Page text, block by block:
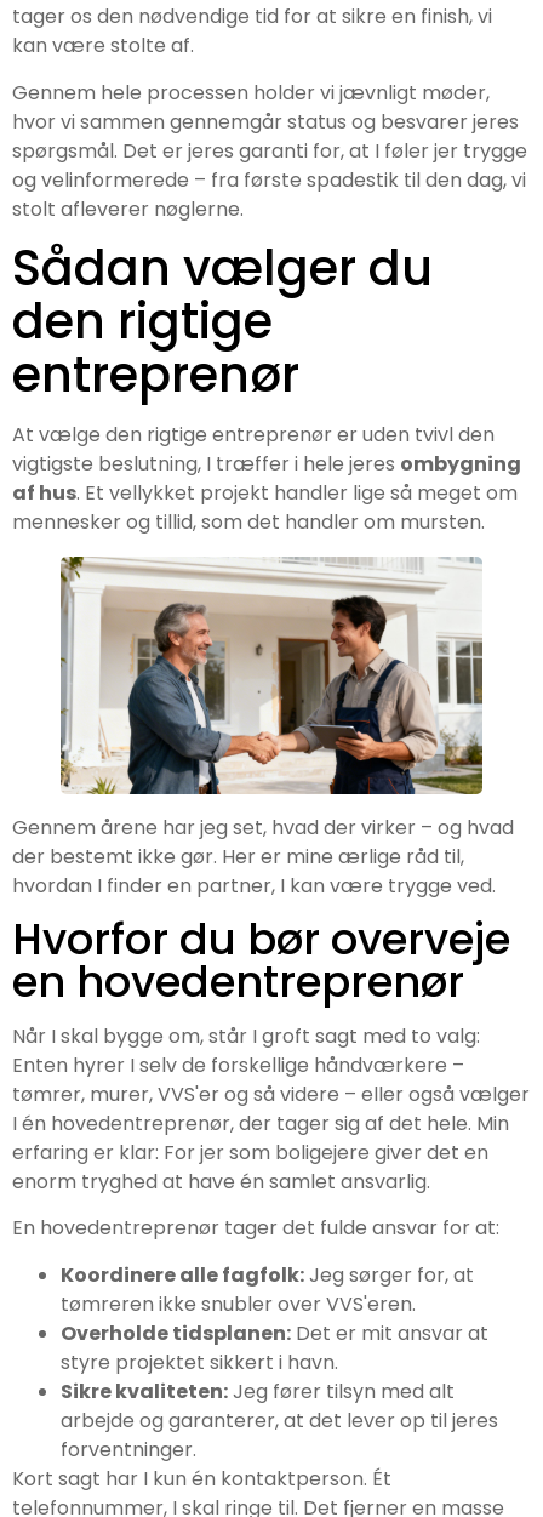
tager os den nødvendige tid for at sikre en finish, vi
kan være stolte af.
Gennem hele processen holder vi jævnligt møder,
hvor vi sammen gennemgår status og besvarer jeres
spørgsmål. Det er jeres garanti for, at I føler jer trygge
og velinformerede – fra første spadestik til den dag, vi
stolt afleverer nøglerne.
Sådan vælger du
den rigtige
entreprenør
At vælge den rigtige entreprenør er uden tvivl den
vigtigste beslutning, I træffer i hele jeres ombygning
af hus. Et vellykket projekt handler lige så meget om
mennesker og tillid, som det handler om mursten.
Gennem årene har jeg set, hvad der virker – og hvad
der bestemt ikke gør. Her er mine ærlige råd til,
hvordan I finder en partner, I kan være trygge ved.
Hvorfor du bør overveje
en hovedentreprenør
Når I skal bygge om, står I groft sagt med to valg:
Enten hyrer I selv de forskellige håndværkere –
tømrer, murer, VVS'er og så videre – eller også vælger
I én hovedentreprenør, der tager sig af det hele. Min
erfaring er klar: For jer som boligejere giver det en
enorm tryghed at have én samlet ansvarlig.
En hovedentreprenør tager det fulde ansvar for at:
Koordinere alle fagfolk:Jeg sørger for, at
tømreren ikke snubler over VVS'eren.
Overholde tidsplanen: Det er mit ansvar at
styre projektet sikkert i havn.
Sikre kvaliteten:Jeg fører tilsyn med alt
arbejde og garanterer, at det lever op til jeres
forventninger.
Kort sagt har I kun én kontaktperson. Ét
telefonnummer, I skal ringe til. Det fjerner en masse